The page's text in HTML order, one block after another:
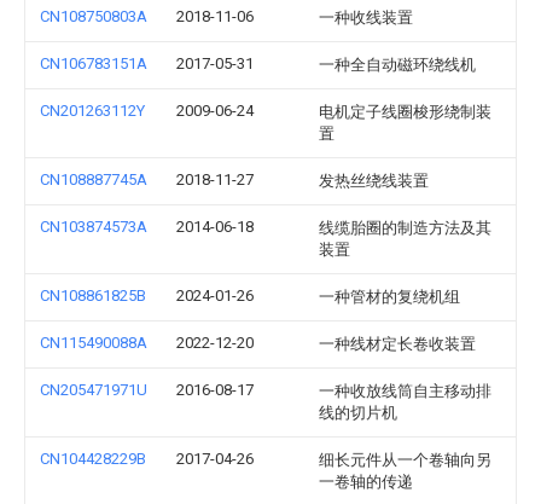
CN108750803A 2018-11-06 一种收线装置
CN106783151A 2017-05-31 一种全自动磁环绕线机
CN201263112Y 2009-06-24
电机定子线圈梭形绕制装
置
CN108887745A 2018-11-27 发热丝绕线装置
CN103874573A 2014-06-18
线缆胎圈的制造方法及其
装置
CN108861825B 2024-01-26 一种管材的复绕机组
CN115490088A 2022-12-20 一种线材定长卷收装置
CN205471971U 2016-08-17
一种收放线筒自主移动排
线的切片机
CN104428229B 2017-04-26
细长元件从一个卷轴向另
一卷轴的传递